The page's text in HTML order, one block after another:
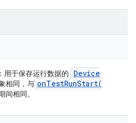
：用于保存运行数据的
Device
相同，与 onTestRunStart(
间相同。